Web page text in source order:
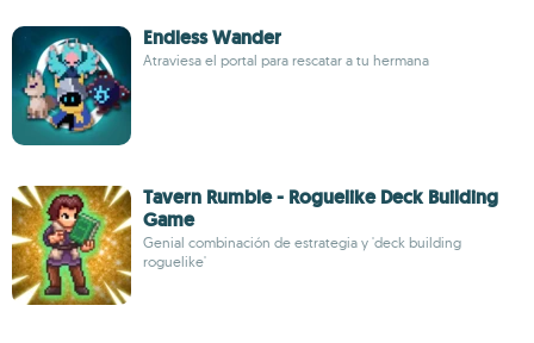
Endless Wander
Atraviesa el portal para rescatar a tu hermana
Tavern Rumble - Roguelike Deck Building
Game
Genial combinación de estrategia y 'deck building
roguelike'